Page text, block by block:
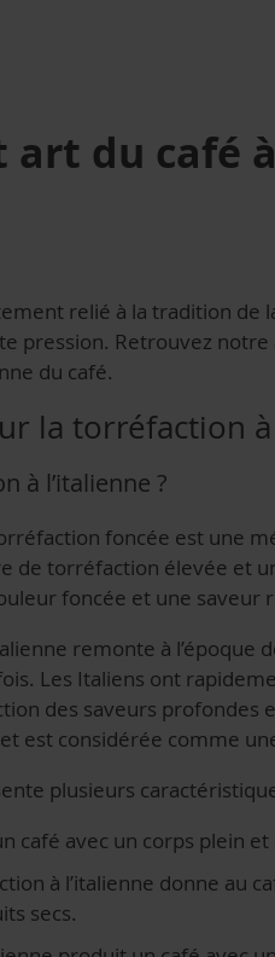
du café
relié à la tradition
pression. Retrouvez
du café.
la torréfaction
à l’italienne ?
foncée est une
de torréfaction élevée et
foncée et une saveur
remonte à l’époque
Les Italiens ont
des saveurs
est considérée comme
plusieurs
café avec un corps plein
à l’italienne donne au
secs.